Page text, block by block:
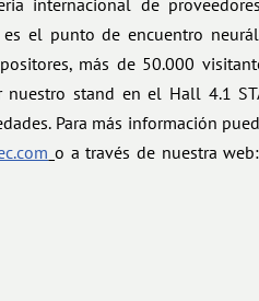
internacional de
el punto de encuentro
más de 50.000
stand en el Hall 4.1
Para más información
o a través de nuestra web: